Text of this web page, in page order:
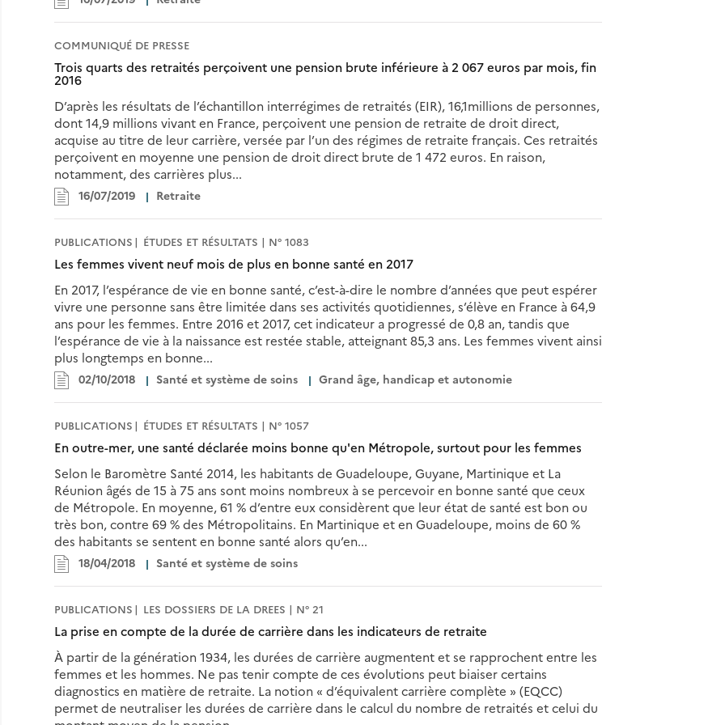
COMMUNIQUÉ DE PRESSE
Trois quarts des retraités perçoivent une pension brute inférieure à 2 067 euros par mois, fin
2016
D’après les résultats de l’échantillon interrégimes de retraités (EIR), 16,1millions de personnes,
dont 14,9 millions vivant en France, perçoivent une pension de retraite de droit direct,
acquise au titre de leur carrière, versée par l’un des régimes de retraite français. Ces retraités
perçoivent en moyenne une pension de droit direct brute de 1 472 euros. En raison,
notamment, des carrières plus...
16/07/2019 Retraite
PUBLICATIONS ÉTUDES ET RÉSULTATS | N° 1083
Les femmes vivent neuf mois de plus en bonne santé en 2017
En 2017, l’espérance de vie en bonne santé, c’est-à-dire le nombre d’années que peut espérer
vivre une personne sans être limitée dans ses activités quotidiennes, s’élève en France à 64,9
ans pour les femmes. Entre 2016 et 2017, cet indicateur a progressé de 0,8 an, tandis que
l’espérance de vie à la naissance est restée stable, atteignant 85,3 ans. Les femmes vivent ainsi
plus longtemps en bonne...
02/10/2018 Santé et système de soins Grand âge, handicap et autonomie
PUBLICATIONS ÉTUDES ET RÉSULTATS | N° 1057
En outre-mer, une santé déclarée moins bonne qu'en Métropole, surtout pour les femmes
Selon le Baromètre Santé 2014, les habitants de Guadeloupe, Guyane, Martinique et La
Réunion âgés de 15 à 75 ans sont moins nombreux à se percevoir en bonne santé que ceux
de Métropole. En moyenne, 61 % d’entre eux considèrent que leur état de santé est bon ou
très bon, contre 69 % des Métropolitains. En Martinique et en Guadeloupe, moins de 60 %
des habitants se sentent en bonne santé alors qu’en...
18/04/2018 Santé et système de soins
PUBLICATIONS LES DOSSIERS DE LA DREES | N° 21
La prise en compte de la durée de carrière dans les indicateurs de retraite
À partir de la génération 1934, les durées de carrière augmentent et se rapprochent entre les
femmes et les hommes. Ne pas tenir compte de ces évolutions peut biaiser certains
diagnostics en matière de retraite. La notion « d’équivalent carrière complète » (EQCC)
permet de neutraliser les durées de carrière dans le calcul du nombre de retraités et celui du